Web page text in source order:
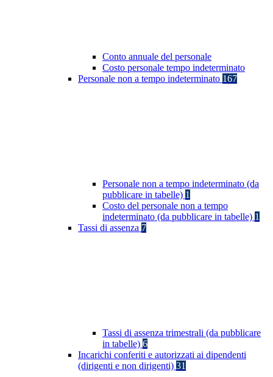
Conto annuale del personale
Costo personale tempo indeterminato
Personale non a tempo indeterminato 167
Personale non a tempo indeterminato (da
pubblicare in tabelle) 1
Costo del personale non a tempo
indeterminato (da pubblicare in tabelle) 1
Tassi di assenza 7
Tassi di assenza trimestrali (da pubblicare
in tabelle) 6
Incarichi conferiti e autorizzati ai dipendenti
(dirigenti e non dirigenti) 31